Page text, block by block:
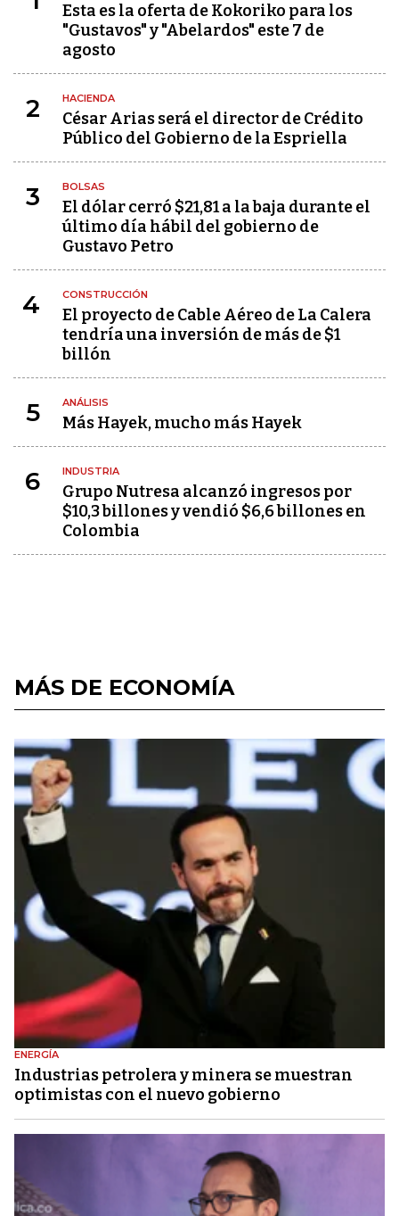
Esta es la oferta de Kokoriko para los
"Gustavos" y "Abelardos" este 7 de
agosto
2 HACIENDA
César Arias será el director de Crédito
Público del Gobierno de la Espriella
3 BOLSAS
El dólar cerró $21,81 a la baja durante el
último día hábil del gobierno de
Gustavo Petro
4 CONSTRUCCIÓN
El proyecto de Cable Aéreo de La Calera
tendría una inversión de más de $1
billón
5 ANÁLISIS
Más Hayek, mucho más Hayek
6 INDUSTRIA
Grupo Nutresa alcanzó ingresos por
$10,3 billones y vendió $6,6 billones en
Colombia
MÁS DE ECONOMÍA
ENERGÍA
Industrias petrolera y minera se muestran
optimistas con el nuevo gobierno